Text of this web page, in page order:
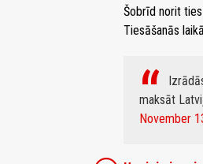
Šobrīd norit
Tiesāšanās
maksāt
November